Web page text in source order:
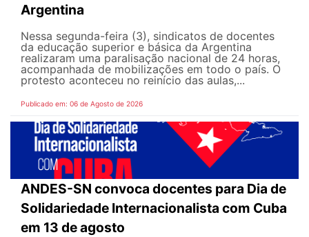
Argentina
Nessa segunda-feira (3), sindicatos de docentes
da educação superior e básica da Argentina
realizaram uma paralisação nacional de 24 horas,
acompanhada de mobilizações em todo o país. O
protesto aconteceu no reinício das aulas,...
Publicado em: 06 de Agosto de 2026
ANDES-SN convoca docentes para Dia de
Solidariedade Internacionalista com Cuba
em 13 de agosto